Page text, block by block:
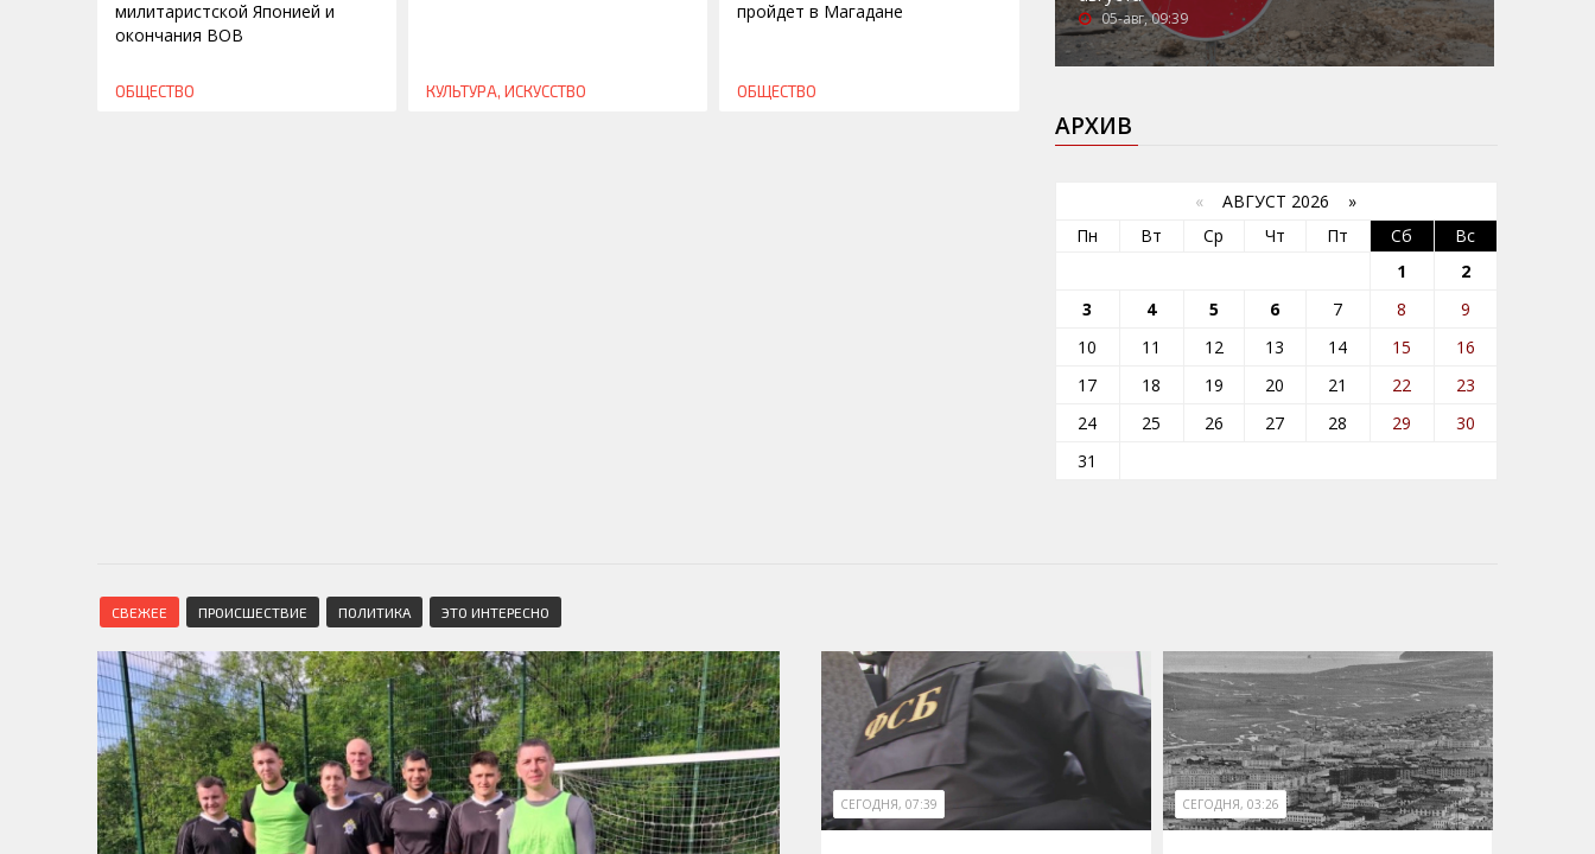
милитаристской Японией и
окончания ВОВ
ОБЩЕСТВО КУЛЬТУРА, ИСКУССТВО
пройдет в Магадане
ОБЩЕСТВО
05-авг, 09:39
АРХИВ
« АВГУСТ 2026 »
Пн
Вт Ср Чт Пт Сб
Вс
1
2
3
4 5 6 7 8
9
10
11 12 13 14 15
16
17
18 19 20 21 22
23
24
25 26 27 28 29
30
31
СВЕЖЕЕ ПРОИСШЕСТВИЕ ПОЛИТИКА ЭТО ИНТЕРЕСНО
СЕГОДНЯ, 07:39 СЕГОДНЯ, 03:26